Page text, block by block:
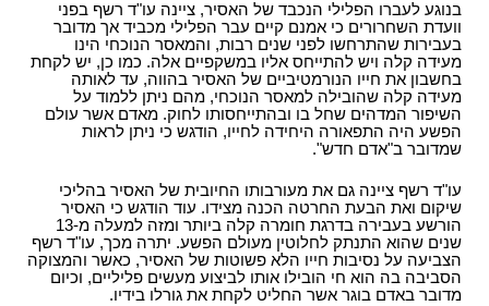
בנוגע לעברו הפלילי הנכבד של האסיר, ציינה עו"ד רשף בפני
וועדת השחרורים כי אמנם קיים עבר הפלילי מכביד אך מדובר
בעבירות שהתרחשו לפני שנים רבות, והמאסר הנוכחי הינו
מעידה קלה ויש להתייחס אליו במשקפיים אלה. כמו כן, יש לקחת
בחשבון את חייו הנורמטיביים של האסיר בהווה, עד לאותה
מעידה קלה שהובילה למאסר הנוכחי, מהם ניתן ללמוד על
השיפור המדהים שחל בו ובהתייחסותו לחוק. מאדם אשר עולם
הפשע היה התפאורה היחידה לחייו, הודגש כי ניתן לראות
שמדובר ב"אדם חדש".
עו"ד רשף ציינה גם את מעורבותו החיובית של האסיר בהליכי
שיקום ואת הבעת החרטה הכנה מצידו. עוד הודגש כי האסיר
הורשע בעבירה בדרגת חומרה קלה ביותר ומזה למעלה מ-13
שנים שהוא התנתק לחלוטין מעולם הפשע. יתרה מכך, עו"ד רשף
הצביעה על נסיבות חייו הלא פשוטות של האסיר, כאשר והמצוקה
הסביבה בה הוא חי הובילו אותו לביצוע מעשים פליליים, וכיום
מדובר באדם בוגר אשר החליט לקחת את גורלו בידיו.